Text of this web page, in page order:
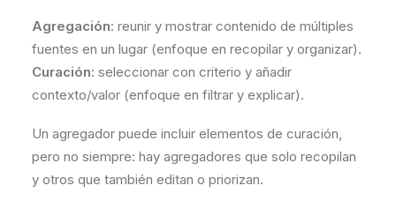
Agregación: reunir y mostrar contenido de múltiples
fuentes en un lugar (enfoque en recopilar y organizar).
Curación: seleccionar con criterio y añadir
contexto/valor (enfoque en filtrar y explicar).
Un agregador puede incluir elementos de curación,
pero no siempre: hay agregadores que solo recopilan
y otros que también editan o priorizan.